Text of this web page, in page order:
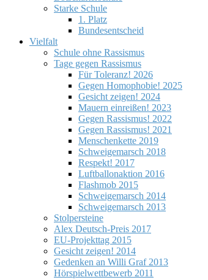
Starke Schule
1. Platz
Bundesentscheid
Vielfalt
Schule ohne Rassismus
Tage gegen Rassismus
Für Toleranz! 2026
Gegen Homophobie! 2025
Gesicht zeigen! 2024
Mauern einreißen! 2023
Gegen Rassismus! 2022
Gegen Rassismus! 2021
Menschenkette 2019
Schweigemarsch 2018
Respekt! 2017
Luftballonaktion 2016
Flashmob 2015
Schweigemarsch 2014
Schweigemarsch 2013
Stolpersteine
Alex Deutsch-Preis 2017
EU-Projekttag 2015
Gesicht zeigen! 2014
Gedenken an Willi Graf 2013
Hörspielwettbewerb 2011